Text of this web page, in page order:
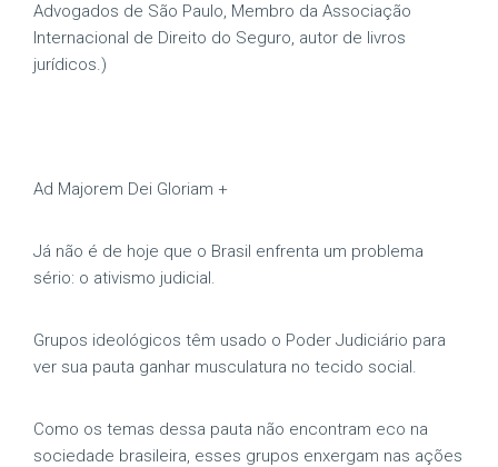
Advogados de São Paulo, Membro da Associação
Internacional de Direito do Seguro, autor de livros
jurídicos.)
Ad Majorem Dei Gloriam +
Já não é de hoje que o Brasil enfrenta um problema
sério: o ativismo judicial.
Grupos ideológicos têm usado o Poder Judiciário para
ver sua pauta ganhar musculatura no tecido social.
Como os temas dessa pauta não encontram eco na
sociedade brasileira, esses grupos enxergam nas ações